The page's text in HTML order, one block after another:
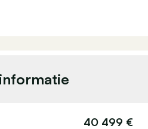
40 499 €